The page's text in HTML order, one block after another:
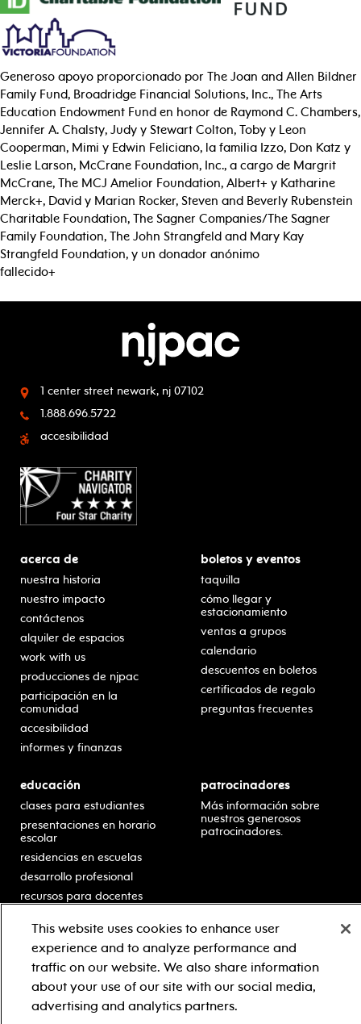
Generoso apoyo proporcionado por The Joan and Allen Bildner
Family Fund, Broadridge Financial Solutions, Inc., The Arts
Education Endowment Fund en honor de Raymond C. Chambers,
Jennifer A. Chalsty, Judy y Stewart Colton, Toby y Leon
Cooperman, Mimi y Edwin Feliciano, la familia Izzo, Don Katz y
Leslie Larson, McCrane Foundation, Inc., a cargo de Margrit
McCrane, The MCJ Amelior Foundation, Albert+ y Katharine
Merck+, David y Marian Rocker, Steven and Beverly Rubenstein
Charitable Foundation, The Sagner Companies/The Sagner
Family Foundation, The John Strangfeld and Mary Kay
Strangfeld Foundation, y un donador anónimo
fallecido+
1 center street newark, nj 07102
1.888.696.5722
accesibilidad
acerca de
nuestra historia
nuestro impacto
contáctenos
alquiler de espacios
work with us
producciones de njpac
participación en la
comunidad
accesibilidad
informes y finanzas
boletos y eventos
taquilla
cómo llegar y
estacionamiento
ventas a grupos
calendario
descuentos en boletos
certificados de regalo
preguntas frecuentes
educación
clases para estudiantes
presentaciones en horario
escolar
residencias en escuelas
desarrollo profesional
recursos para docentes
equipo educativo
patrocinadores
Más información sobre
nuestros generosos
patrocinadores.
© 2021 new jersey performing arts center
política de privacidad
términos y condiciones
This website uses cookies to enhance user
experience and to analyze performance and
traffic on our website. We also share information
about your use of our site with our social media,
advertising and analytics partners.